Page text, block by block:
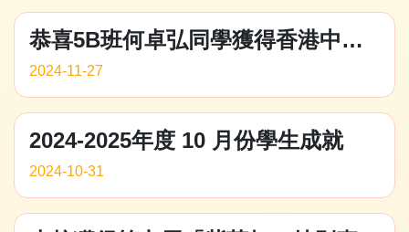
恭喜5B班何卓弘同學獲得香港中小企創新大獎2024小學組銀獎
2024-11-27
2024-2025年度 10 月份學生成就
2024-10-31